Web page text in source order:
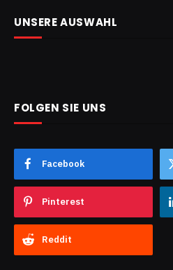
UNSERE AUSWAHL
FOLGEN SIE UNS
Facebook
Pinterest
Reddit